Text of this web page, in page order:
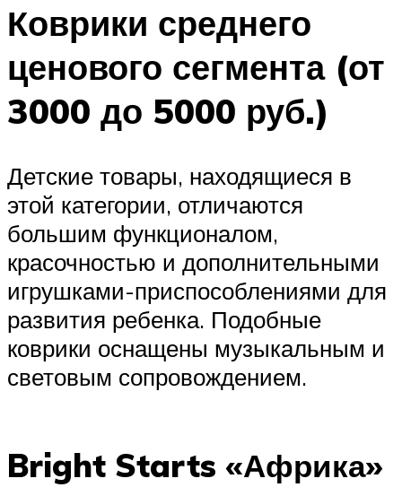
Коврики среднего
ценового сегмента (от
3000 до 5000 руб.)
Детские товары, находящиеся в
этой категории, отличаются
большим функционалом,
красочностью и дополнительными
игрушками-приспособлениями для
развития ребенка. Подобные
коврики оснащены музыкальным и
световым сопровождением.
Bright Starts «Африка»